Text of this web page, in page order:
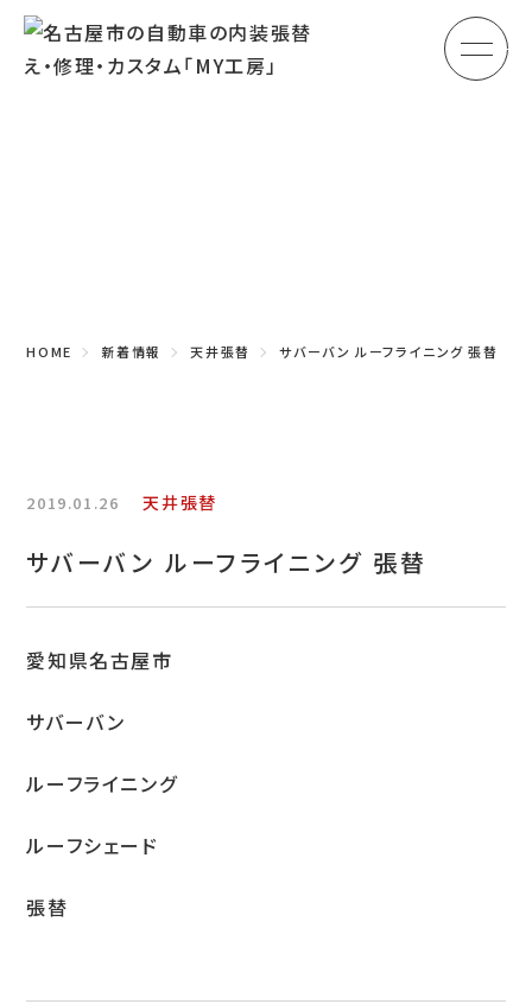
メ
特定商取引表示
新着情報
施工例
プライバシーポリシー
HOME 新着情報 天井張替 サバーバン ルーフライニング 張替
2019.01.26 天井張替
サバーバン ルーフライニング 張替
愛知県名古屋市
サバーバン
ルーフライニング
ルーフシェード
張替